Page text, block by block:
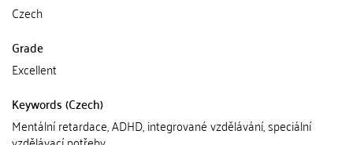
Czech
Grade
Excellent
Keywords (Czech)
Mentální retardace, ADHD, integrované vzdělávání, speciální